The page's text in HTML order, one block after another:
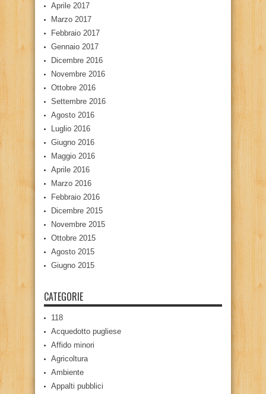
Aprile 2017
Marzo 2017
Febbraio 2017
Gennaio 2017
Dicembre 2016
Novembre 2016
Ottobre 2016
Settembre 2016
Agosto 2016
Luglio 2016
Giugno 2016
Maggio 2016
Aprile 2016
Marzo 2016
Febbraio 2016
Dicembre 2015
Novembre 2015
Ottobre 2015
Agosto 2015
Giugno 2015
CATEGORIE
118
Acquedotto pugliese
Affido minori
Agricoltura
Ambiente
Appalti pubblici